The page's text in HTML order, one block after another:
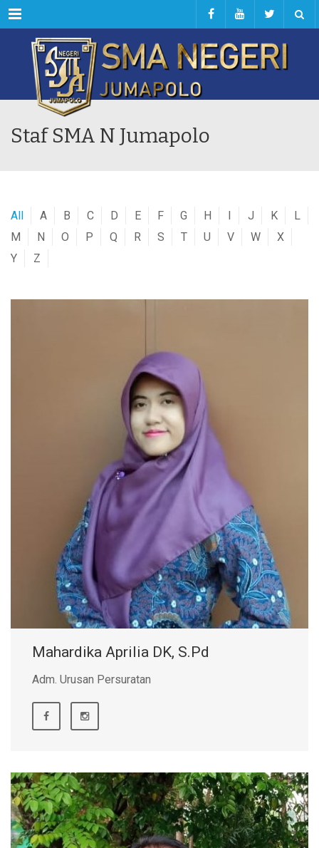
Menu
Staf SMA N Jumapolo
All A B C D E F G H I J K
L
M
N O P Q R S T U V W
X
Y
Z
Mahardika Aprilia DK, S.Pd
Adm. Urusan Persuratan